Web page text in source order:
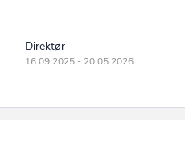
Direktør
16.09.2025 - 20.05.2026